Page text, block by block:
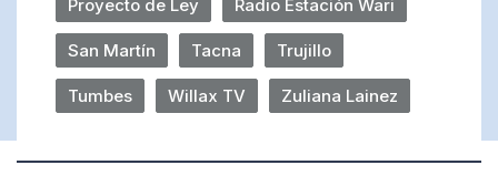
Proyecto de Ley Radio Estación Wari
San Martín Tacna Trujillo
Tumbes Willax TV Zuliana Lainez